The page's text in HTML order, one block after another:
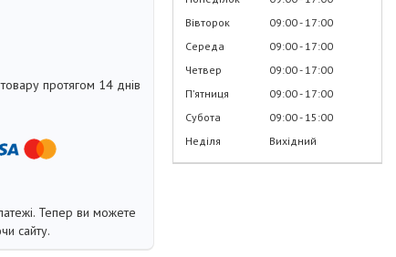
протягом 14 днів
Тепер ви можете
сайту.
Вівторок
09:00 17:00
Середа
09:00 17:00
Четвер
09:00 17:00
Пʼятниця
09:00 17:00
Субота
09:00 15:00
Неділя
Вихідний